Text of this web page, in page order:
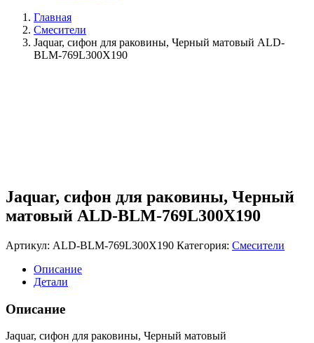
Главная
Смесители
Jaquar, сифон для раковины, Черный матовый ALD-
BLM-769L300X190
Jaquar, сифон для раковины, Черный
матовый ALD-BLM-769L300X190
Артикул: ALD-BLM-769L300X190 Категория: Смесители
Описание
Детали
Описание
Jaquar, сифон для раковины, Черный матовый